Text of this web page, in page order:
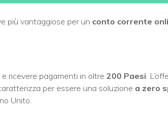
più vantaggiose per un conto corrente
ricevere pagamenti in oltre 200 Paesi .
per essere una soluzione a zero
Unito.